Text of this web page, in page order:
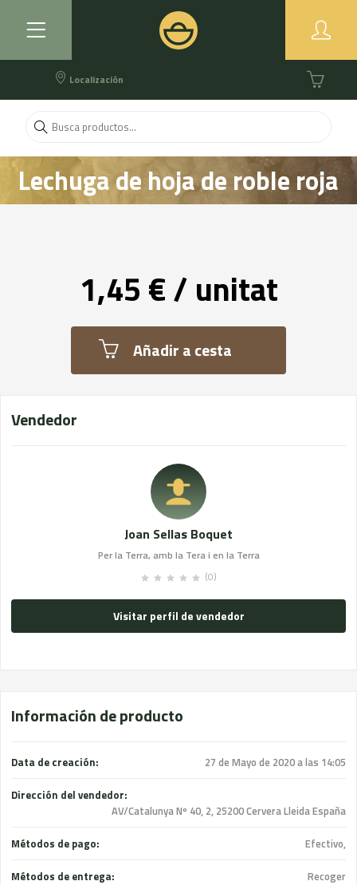
Localización
Lechuga de hoja de roble roja
1,45 € / unitat
Añadir a cesta
Vendedor
Joan Sellas Boquet
Per la Terra, amb la Tera i en la Terra
(0)
Visitar perfil de vendedor
Información de producto
Data de creación: 27 de Mayo de 2020 a las 14:05
Dirección del vendedor:
AV/Catalunya Nº 40, 2, 25200 Cervera Lleida España
Métodos de pago: Efectivo,
Métodos de entrega: Recoger